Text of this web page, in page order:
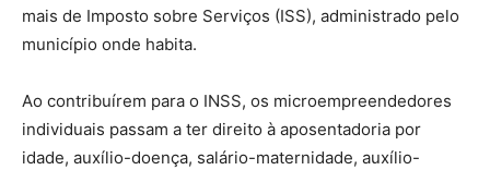
mais de Imposto sobre Serviços (ISS), administrado pelo
município onde habita.
Ao contribuírem para o INSS, os microempreendedores
individuais passam a ter direito à aposentadoria por
idade, auxílio-doença, salário-maternidade, auxílio-